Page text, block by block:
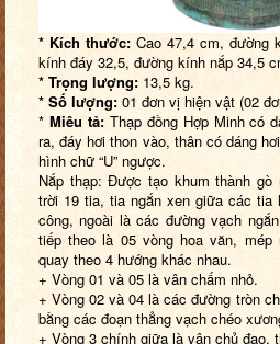
* Kích thước: Cao 47,4 cm, đường
kính đáy 32,5, đường kính nắp 34,5
* Trọng lượng: 13,5 kg.
* Số lượng: 01 đơn vị hiện vật (02
* Miêu tả: Thạp đồng Hợp Minh có
ra, đáy hơi thon vào, thân có dáng
hình chữ “U” ngược.
Nắp thạp: Được tạo khum thành
trời 19 tia, tia ngắn xen giữa các tia
công, ngoài là các đường vạch
tiếp theo là 05 vòng hoa văn,
quay theo 4 hướng khác nhau.
+ Vòng 01 và 05 là vân chấm nhỏ.
+ Vòng 02 và 04 là các đường tròn
bằng các đoạn thẳng vạch chéo
+ Vòng 3 chính giữa là vân chủ đạo,